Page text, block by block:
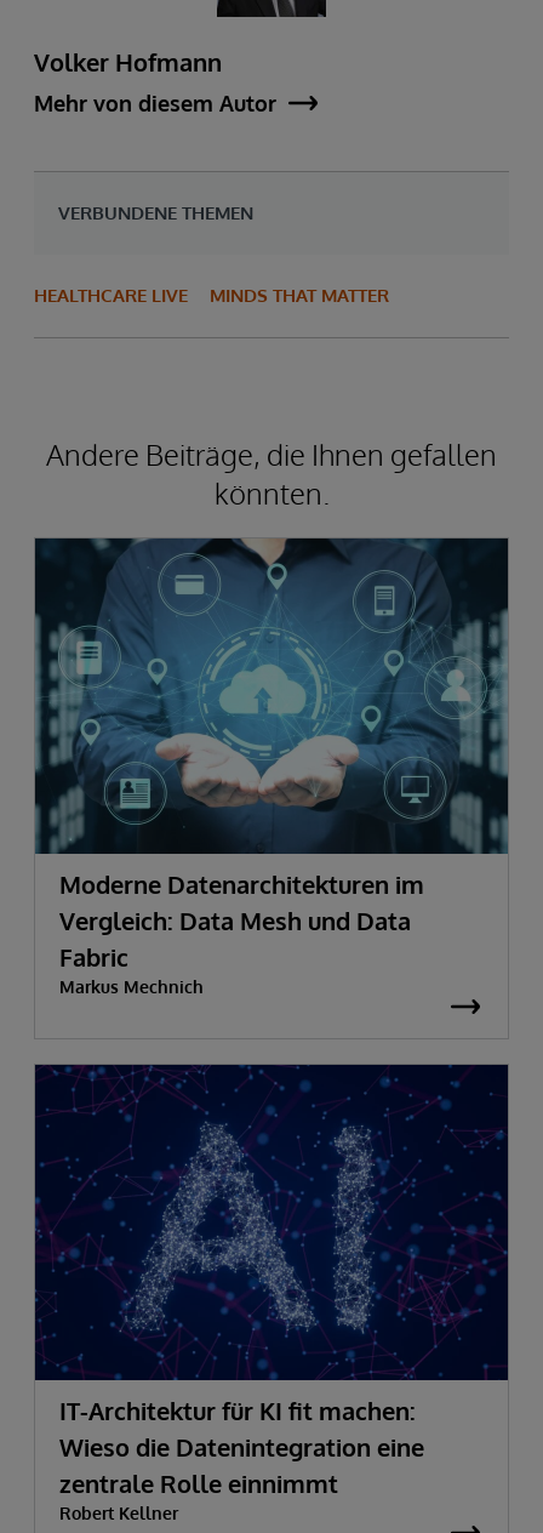
Volker Hofmann
Mehr von diesem Autor
VERBUNDENE THEMEN
HEALTHCARE LIVE MINDS THAT MATTER
Andere Beiträge, die Ihnen gefallen
könnten.
Moderne Datenarchitekturen im
Vergleich: Data Mesh und Data
Fabric
Markus Mechnich
IT-Architektur für KI fit machen:
Wieso die Datenintegration eine
zentrale Rolle einnimmt
Robert Kellner